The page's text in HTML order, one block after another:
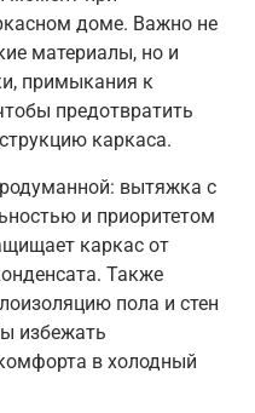
доме. Важно не
материалы, но и
примыкания к
предотвратить
каркаса.
вытяжка с
и приоритетом
каркас от
Также
пола и стен
избежать
в холодный